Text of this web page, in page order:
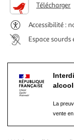
Télécharger
Accessibilité :
Espace
La
vente en